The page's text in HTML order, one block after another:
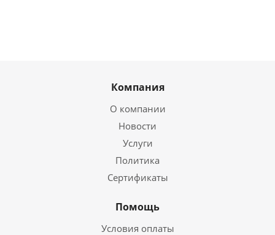
Компания
О компании
Новости
Услуги
Политика
Сертификаты
Помощь
Условия оплаты